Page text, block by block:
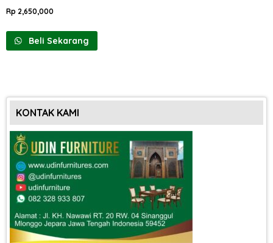
Rp 2,650,000
Beli Sekarang
KONTAK KAMI